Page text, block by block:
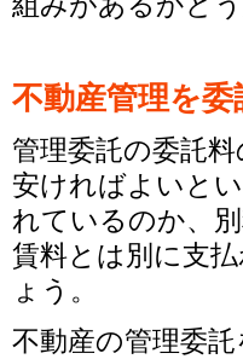
不動産管理を
管理委託の委託
安ければよいと
れているのか、
賃料とは別に支
ょう。
不動産の管理委